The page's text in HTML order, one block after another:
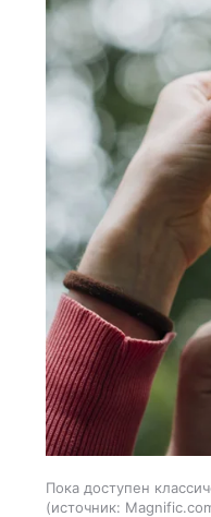
Пока доступен
источник: